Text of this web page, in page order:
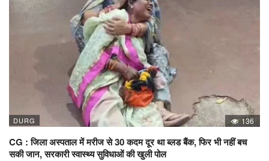
DURG 136
CG : जिला अस्पताल में मरीज से 30 कदम दूर था ब्लड बैंक, फिर भी नहीं बच
सकी जान, सरकारी स्वास्थ्य सुविधाओं की खुली पोल